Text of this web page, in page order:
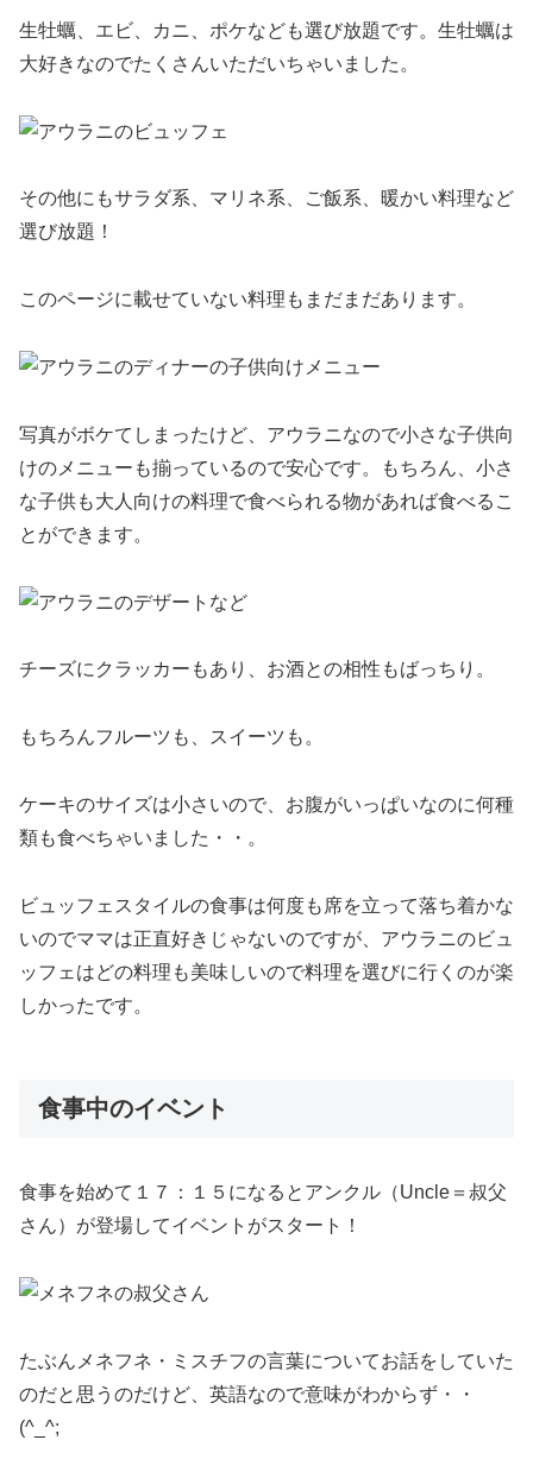
生牡蠣、エビ、カニ、ポケなども選び放題です。生牡蠣は
大好きなのでたくさんいただいちゃいました。
その他にもサラダ系、マリネ系、ご飯系、暖かい料理など
選び放題！
このページに載せていない料理もまだまだあります。
写真がボケてしまったけど、アウラニなので小さな子供向
けのメニューも揃っているので安心です。もちろん、小さ
な子供も大人向けの料理で食べられる物があれば食べるこ
とができます。
チーズにクラッカーもあり、お酒との相性もばっちり。
もちろんフルーツも、スイーツも。
ケーキのサイズは小さいので、お腹がいっぱいなのに何種
類も食べちゃいました・・。
ビュッフェスタイルの食事は何度も席を立って落ち着かな
いのでママは正直好きじゃないのですが、アウラニのビュ
ッフェはどの料理も美味しいので料理を選びに行くのが楽
しかったです。
食事中のイベント
食事を始めて１７：１５になるとアンクル（Uncle＝叔父
さん）が登場してイベントがスタート！
たぶんメネフネ・ミスチフの言葉についてお話をしていた
のだと思うのだけど、英語なので意味がわからず・・
(^_^;